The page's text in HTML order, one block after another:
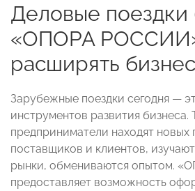
Деловые поездки
«ОПОРА
расширять бизнес
Зарубежные поездки сегодня —
инструментов развития бизнеса.
предприниматели находят новых
поставщиков и клиентов,
рынки, обмениваются опытом.
предоставляет возможность